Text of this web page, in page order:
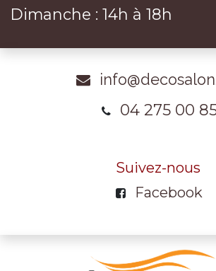
Dimanche : 14h à 18h
04 275 00
Suivez-nous
Facebook